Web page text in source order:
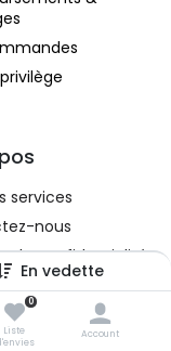
En vedette
0
Liste
Account
services
nous
de confidentialité
d'utilisation